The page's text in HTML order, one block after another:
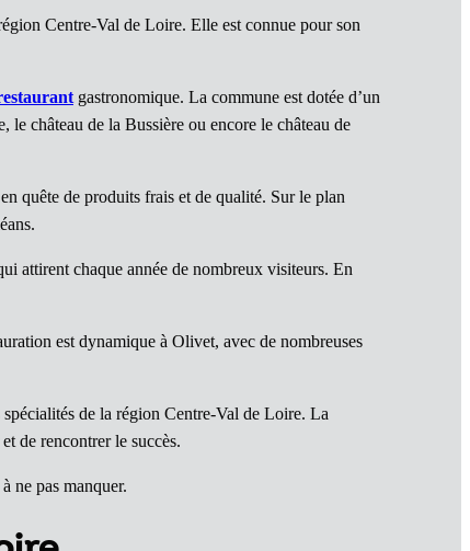
Centre-Val de Loire. Elle est connue pour son
gastronomique. La commune est dotée d’un
le château de la Bussière ou encore le château de
quête de produits frais et de qualité. Sur le plan
attirent chaque année de nombreux visiteurs. En
est dynamique à Olivet, avec de nombreuses
de la région Centre-Val de Loire. La
de rencontrer le succès.
ne pas manquer.